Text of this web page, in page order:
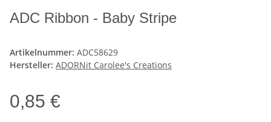
ADC Ribbon - Baby Stripe
Artikelnummer: ADC58629
Hersteller: ADORNit Carolee's Creations
0,85 €